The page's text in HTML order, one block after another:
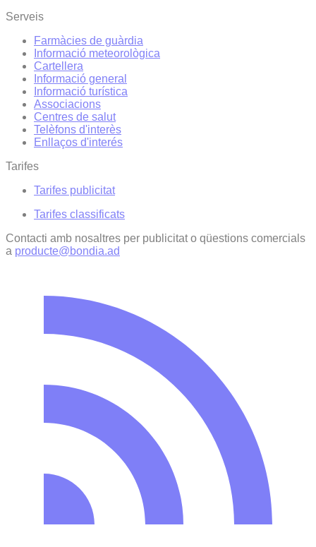
Serveis
Farmàcies de guàrdia
Informació meteorològica
Cartellera
Informació general
Informació turística
Associacions
Centres de salut
Telèfons d'interès
Enllaços d'interés
Tarifes
Tarifes publicitat
Tarifes classificats
Contacti amb nosaltres per publicitat o qüestions comercials
a producte@bondia.ad